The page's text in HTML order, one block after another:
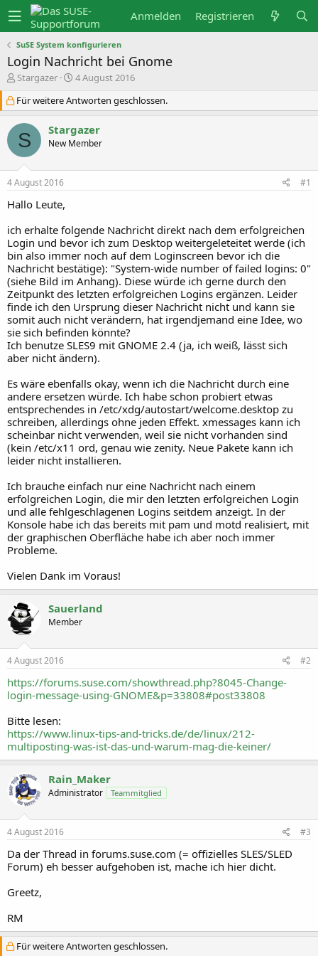
Anmelden Registrieren
SuSE System konfigurieren
Login Nachricht bei Gnome
E
s
t
Stargazer
E
s
t
l
l
m
4 August 2016
Für weitere Antworten geschlossen.
S Stargazer
New Member
4 August 2016 #1
Hallo Leute,
ich erhalte folgende Nachricht direkt nach dem erfolgreichen
Login und bevor ich zum Desktop weitergeleteitet werde (ich
bin also immer noch auf dem Loginscreen bevor ich die
Nachricht bestätige): "System-wide number of failed logins: 0"
(siehe Bild im Anhang). Diese würde ich gerne durch den
Zeitpunkt des letzten erfolgreichen Logins ergänzen. Leider
finde ich den Ursprung dieser Nachricht nicht und kann sie
somit auch nicht verändern, hat irgendjemand eine Idee, wo
sie sich befinden könnte?
Ich benutze SLES9 mit GNOME 2.4 (ja, ich weiß, lässt sich
aber nicht ändern).
Es wäre ebenfalls okay, wenn ich die Nachricht durch eine
andere ersetzen würde. Ich habe schon probiert etwas
entsprechendes in ​/etc/xdg/autostart/welcome.desktop zu
schreiben, allerdings ohne jeden Effekt. xmessages kann ich
scheinbar nicht verwenden, weil sie nicht vorhanden sind
(kein /etc/x11 ord, genau wie zenity. Neue Pakete kann ich
leider nicht installieren.
Ich brauche einfach nur eine Nachricht nach einem
erfolgreichen Login, die mir den letzten erfolgreichen Login
und alle fehlgeschlagenen Logins seitdem anzeigt. In der
Konsole habe ich das bereits mit pam und motd realisiert, mit
der graphischen Oberfläche habe ich aber noch immer
Probleme.
Vielen Dank im Voraus!
Sauerland
Member
4 August 2016 #2
https://forums.suse.com/showthread.php?8045-Change-
login-message-using-GNOME&p=33808#post33808
Bitte lesen:
https://www.linux-tips-and-tricks.de/de/linux/212-
multiposting-was-ist-das-und-warum-mag-die-keiner/
Rain_Maker
Administrator Teammitglied
4 August 2016 #3
Da der Thread in forums.suse.com (= offizielles SLES/SLED
Forum) eh besser aufgehoben ist, mache ich hier dicht.
Greetz,
RM
Für weitere Antworten geschlossen.